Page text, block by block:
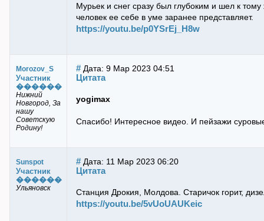
Мурьек и снег сразу был глубоким и шел к
человек ее себе в уме заранее представляет.
https://youtu.be/p0YSrEj_H8w
Morozov_S
Участник
������
Нижний
Новгород, За
нашу
Советскую
Родину!
# Дата: 9 Мар 2023 04:51
Цитата
yogimax
Спасибо! Интересное видео. И пейзажи
Sunspot
Участник
������
Ульяновск
# Дата: 11 Мар 2023 06:20
Цитата
Станция Дрокия, Молдова. Старичок горит,
https://youtu.be/5vUoUAUKeic